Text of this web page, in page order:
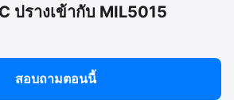
ปรางเข้ากับ MIL5015
สอบถามตอนนี้